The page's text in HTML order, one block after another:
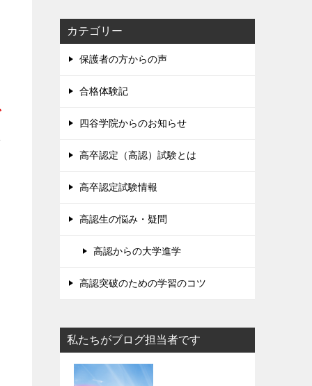
カテゴリー
保護者の方からの声
合格体験記
四谷学院からのお知らせ
高卒認定（高認）試験とは
高卒認定試験情報
高認生の悩み・疑問
高認からの大学進学
高認突破のための学習のコツ
私たちがブログ担当者です